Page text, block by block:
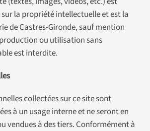
la propriété intellectuelle et est la
de Castres-Gironde, sauf mention
ou utilisation sans
est interdite.
collectées sur ce site sont
à un usage interne et ne seront en
vendues à des tiers. Conformément à